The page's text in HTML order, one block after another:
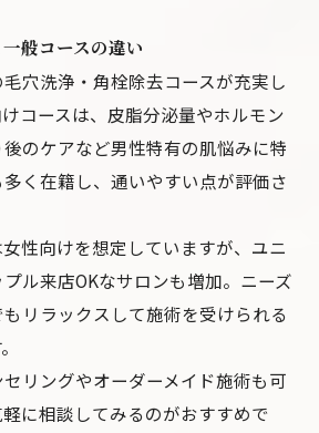
般コースの違い
穴洗浄・角栓除去コースが充実し
コースは、皮脂分泌量やホルモン
のケアなど男性特有の肌悩みに特
く在籍し、通いやすい点が評価さ
性向けを想定していますが、ユニ
ル来店OKなサロンも増加。ニーズ
リラックスして施術を受けられる
リングやオーダーメイド施術も可
に相談してみるのがおすすめで